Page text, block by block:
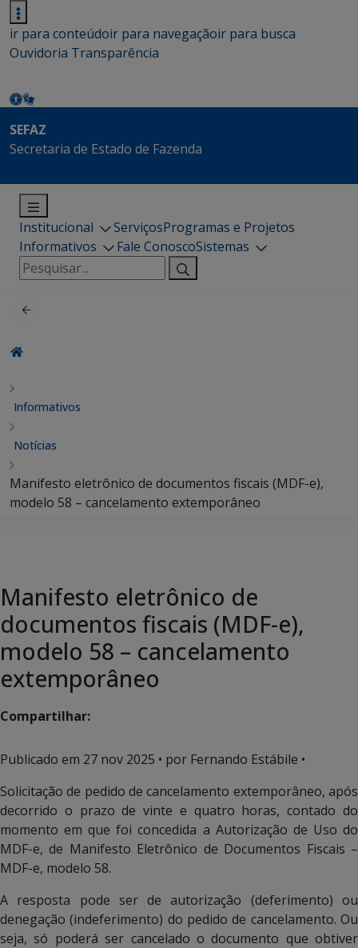
ir para conteúdoir para navegaçãoir para busca
Ouvidoria Transparência
SEFAZ
Secretaria de Estado de Fazenda
Institucional ServiçosProgramas e Projetos
Informativos
Fale ConoscoSistemas
Pesquisar
por:
Informativos
Notícias
Manifesto eletrônico de documentos fiscais (MDF-e),
modelo 58 – cancelamento extemporâneo
Manifesto eletrônico de
documentos fiscais (MDF-e),
modelo 58 – cancelamento
extemporâneo
Compartilhar:
Publicado em 27 nov 2025 • por Fernando Estábile •
Solicitação de pedido de cancelamento extemporâneo, após
decorrido o prazo de vinte e quatro horas, contado do
momento em que foi concedida a Autorização de Uso do
MDF-e, de Manifesto Eletrônico de Documentos Fiscais –
MDF-e, modelo 58.
A resposta pode ser de autorização (deferimento) ou
denegação (indeferimento) do pedido de cancelamento. Ou
seja, só poderá ser cancelado o documento que obtiver